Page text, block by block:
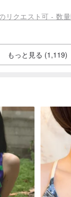
もっと見る (1,119)